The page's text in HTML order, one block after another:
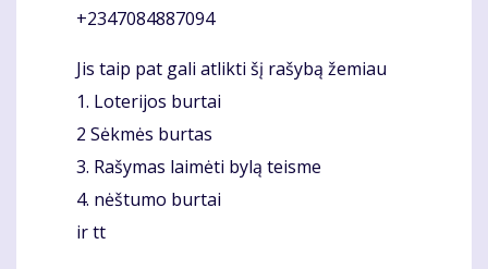
+2347084887094
Jis taip pat gali atlikti šį rašybą žemiau
1. Loterijos burtai
2 Sėkmės burtas
3. Rašymas laimėti bylą teisme
4. nėštumo burtai
ir tt